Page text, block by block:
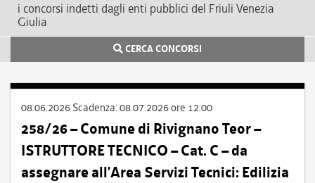
i concorsi indetti dagli enti pubblici del Friuli Venezia
Giulia
CERCA CONCORSI
08.06.2026 Scadenza: 08.07.2026 ore 12:00
258/26 – Comune di Rivignano Teor –
ISTRUTTORE TECNICO – Cat. C – da
assegnare all’Area Servizi Tecnici: Edilizia